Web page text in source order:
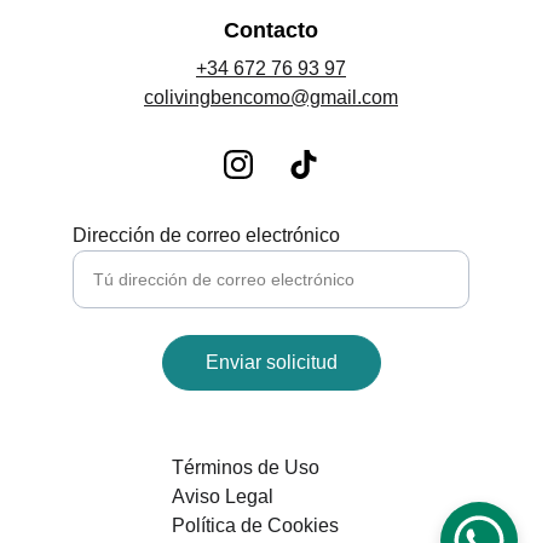
Contacto
+34 672 76 93 97
colivingbencomo@gmail.com
Términos de Uso
Aviso Legal
Política de Cookies
Dirección de correo electrónico
Enviar solicitud